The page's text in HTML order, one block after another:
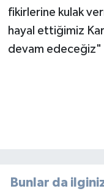
fikirlerine kulak
hayal ettiğimiz
devam edeceğiz"
Bunlar da